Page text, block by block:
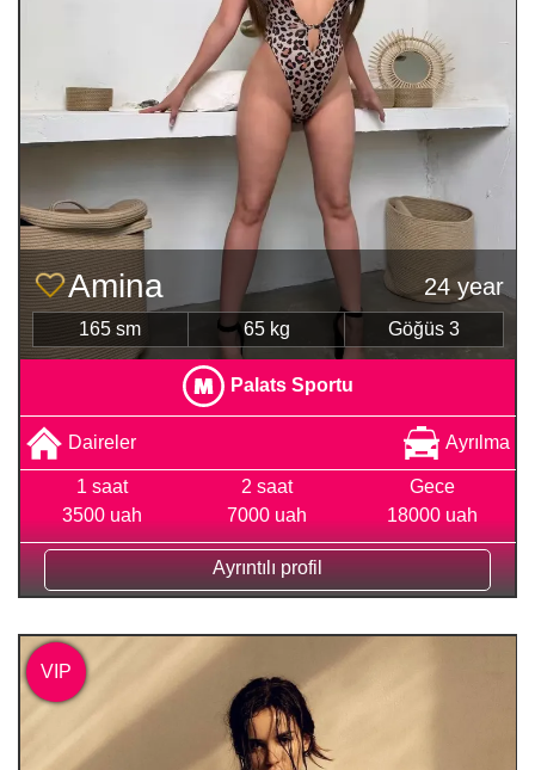
Amina 24 year
165 sm 65 kg Göğüs 3
Palats Sportu
Daireler Ayrılma
1 saat
3500 uah
2 saat
7000 uah
Gece
18000 uah
Ayrıntılı profil
VIP